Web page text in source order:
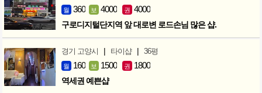
월 360 보 4000 권 4000
구로디지털단지역 앞 대로변 로드손님 많은 샵.
경기 고양시 | 타이샵 | 36평
월 160 보 1500 권 1800
역세권 예쁜샵